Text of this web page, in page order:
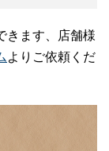
きます、店舗様
よりご依頼くだ